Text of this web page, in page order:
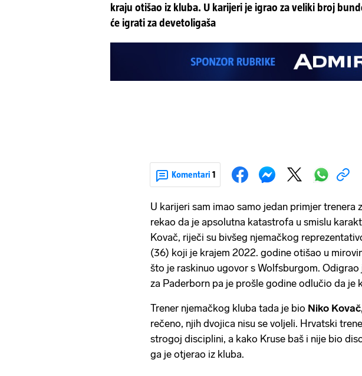
kraju otišao iz kluba. U karijeri je igrao za veliki broj
će igrati za devetoligaša
Komentari 1
U karijeri sam imao samo jedan primjer trenera
rekao da je apsolutna katastrofa u smislu
Kovač, riječi su bivšeg njemačkog
(36) koji je krajem 2022. godine otišao u
što je raskinuo ugovor s Wolfsburgom.
za Paderborn pa je prošle godine odlučio da je
Trener njemačkog kluba tada je bio Niko
rečeno, njih dvojica nisu se voljeli. Hrvatski
strogoj disciplini, a kako Kruse baš i nije bio
ga je otjerao iz kluba.